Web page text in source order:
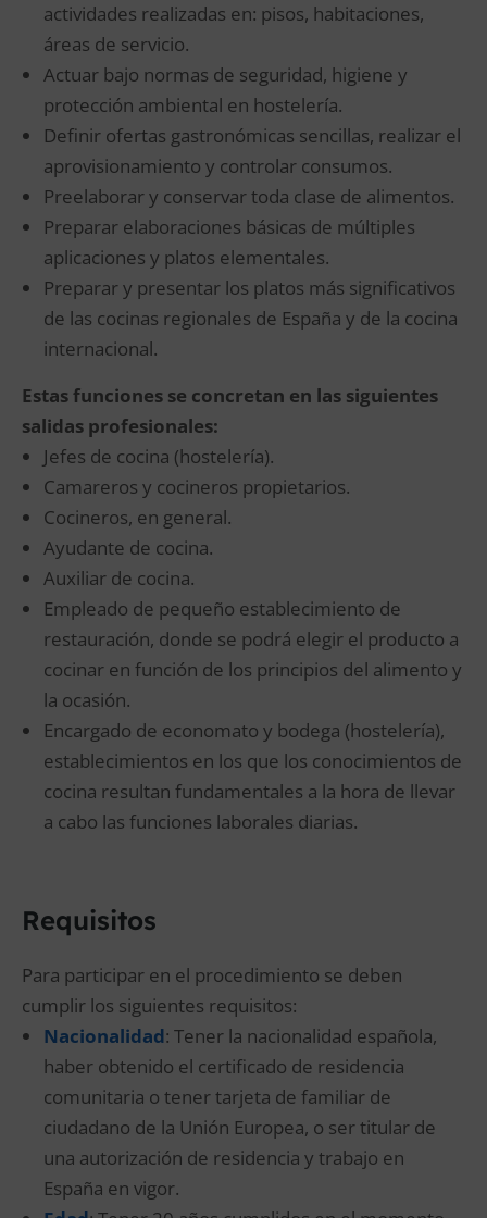
actividades realizadas en: pisos, habitaciones,
áreas de servicio.
Actuar bajo normas de seguridad, higiene y
protección ambiental en hostelería.
Definir ofertas gastronómicas sencillas, realizar el
aprovisionamiento y controlar consumos.
Preelaborar y conservar toda clase de alimentos.
Preparar elaboraciones básicas de múltiples
aplicaciones y platos elementales.
Preparar y presentar los platos más significativos
de las cocinas regionales de España y de la cocina
internacional.
Estas funciones se concretan en las siguientes
salidas profesionales:
Jefes de cocina (hostelería).
Camareros y cocineros propietarios.
Cocineros, en general.
Ayudante de cocina.
Auxiliar de cocina.
Empleado de pequeño establecimiento de
restauración, donde se podrá elegir el producto a
cocinar en función de los principios del alimento y
la ocasión.
Encargado de economato y bodega (hostelería),
establecimientos en los que los conocimientos de
cocina resultan fundamentales a la hora de llevar
a cabo las funciones laborales diarias.
Requisitos
Para participar en el procedimiento se deben
cumplir los siguientes requisitos:
Nacionalidad: Tener la nacionalidad española,
haber obtenido el certificado de residencia
comunitaria o tener tarjeta de familiar de
ciudadano de la Unión Europea, o ser titular de
una autorización de residencia y trabajo en
España en vigor.